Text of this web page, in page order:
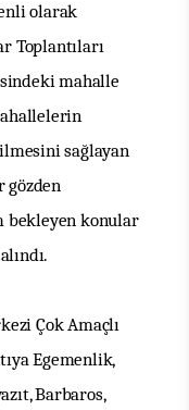
olarak
Toplantıları
mahalle
sağlayan
gözden
bekleyen konular
Çok Amaçlı
Egemenlik,
Barbaros,